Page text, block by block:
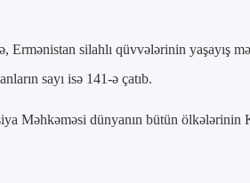
Ermənistan silahlı qüvvələrinin yaşayış
sayı isə 141-ə çatıb.
Məhkəməsi dünyanın bütün